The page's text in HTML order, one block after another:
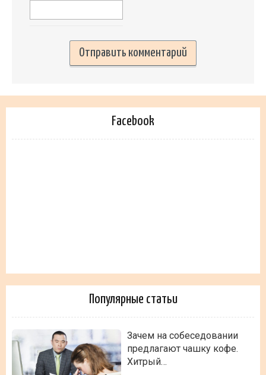
Facebook
Популярные статьи
Зачем на собеседовании
предлагают чашку кофе.
Хитрый…